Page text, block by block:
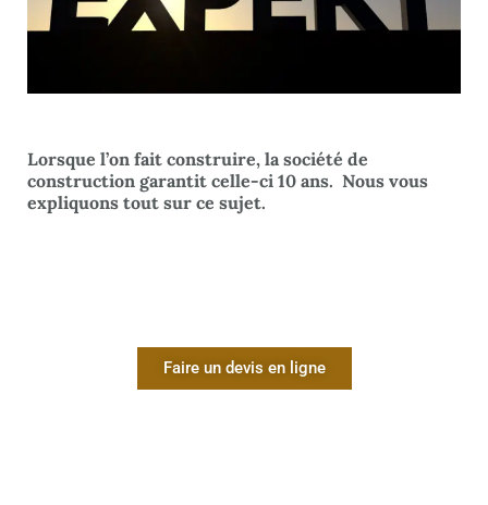
Lorsque l’on fait construire, la société de
construction garantit celle-ci 10 ans. Nous vous
expliquons tout sur ce sujet.
Faire un devis en ligne